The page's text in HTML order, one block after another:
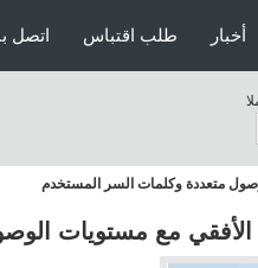
اتصل طلب اقتباس أخبار
متعددة وكلمات السر المستخدم
مع مستويات